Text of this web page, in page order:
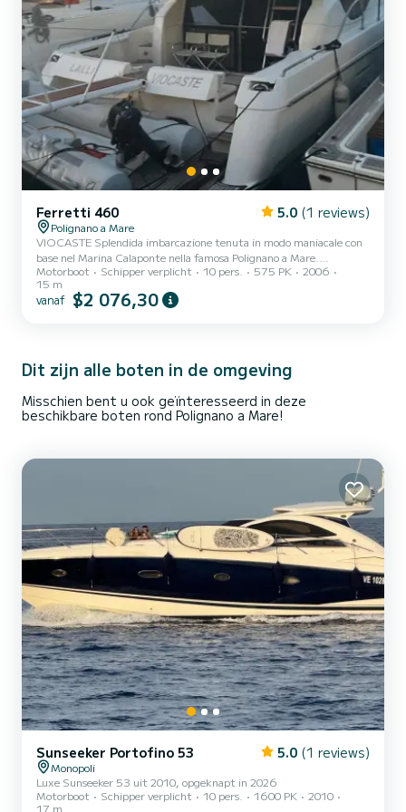
Ferretti 460 5.0 (1 reviews)
Polignano a Mare
VIOCASTE Splendida imbarcazione tenuta in modo maniacale con
base nel Marina Calaponte nella famosa Polignano a Mare.
Internamente, la barca dispone di 3 cabine e 2 bagni con doccia:
una cabina armatoriale con bagno privato, 2 cabine con letti singoli.
Oltre a una comoda dinette con ampio soggiorno e Smart TV, è
Motorboot Schipper verplicht 10 pers. 575 PK
2006
15 m
vanaf $2 076,30
Dit zijn alle boten in de omgeving
Misschien bent u ook geïnteresseerd in deze
beschikbare boten rond Polignano a Mare!
Sunseeker Portofino 53 5.0 (1 reviews)
Monopoli
Luxe Sunseeker 53 uit 2010, opgeknapt in 2026
Motorboot
Schipper verplicht 10 pers. 1600 PK
2010
17 m